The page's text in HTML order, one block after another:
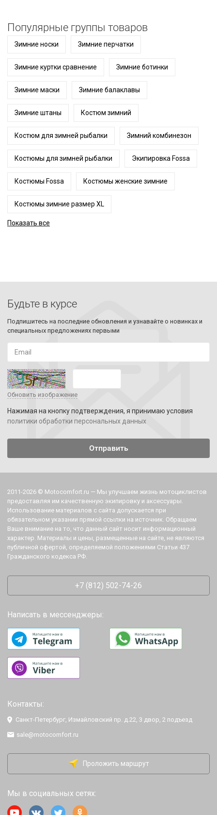
Популярные группы товаров
Зимние носки Зимние перчатки
Зимние куртки сравнение Зимние ботинки
Зимние маски Зимние балаклавы
Зимние штаны Костюм зимний
Костюм для зимней рыбалки Зимний комбинезон
Костюмы для зимней рыбалки Экипировка Fossa
Костюмы Fossa Костюмы женские зимние
Костюмы зимние размер XL
Показать все
Будьте в курсе
Подпишитесь на последние обновления и узнавайте о новинках и
специальных предложениях первыми
Обновить изображение
Нажимая на кнопку подтверждения, я принимаю условия
политики обработки персональных данных
2011-2026 © Motocomfort.ru — Мы улучшаем жизнь мотоциклистов
предоставляя им качественную экипировку и аксессуары.
Использование материалов с сайта допускается при
обязательном указании прямой ссылки на источник. Обращаем
Ваше внимание на то, что данный сайт носит информационный
характер. Материалы и цены, размещенные на сайте, не являются
публичной офертой, определяемой положениями Статьи 437
Гражданского кодекса РФ.
+7 (812) 502-74-26
Написать в мессенджеры:
Контакты:
Санкт-Петербург, Измайловский пр. д.22, 3 двор, 2 подъезд
sale@motocomfort.ru
Проложить маршрут
Мы в социальных сетях: